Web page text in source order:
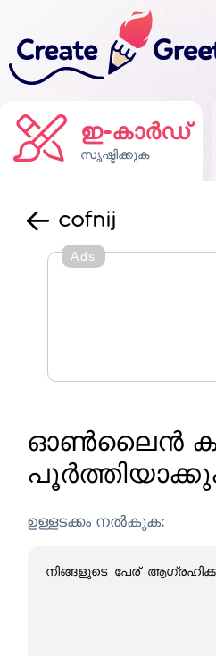
ഇ-കാർഡ്
സൃഷ്ടിക്കുക
cofnij
Ads
ഓൺലൈൻ
ഉള്ളടക്കം നൽകുക: